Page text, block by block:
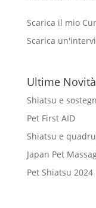
Scarica il mio
Scarica
Ultime Novità
Shiatsu e
Pet First AID
Shiatsu e
Japan Pet
Pet Shiatsu 2024